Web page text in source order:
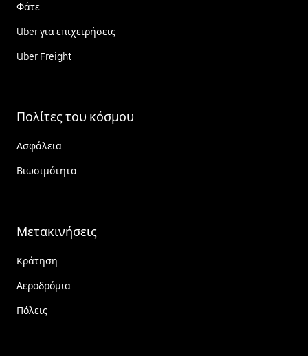
Φάτε
Uber για επιχειρήσεις
Uber Freight
Πολίτες του κόσμου
Ασφάλεια
Βιωσιμότητα
Μετακινήσεις
Κράτηση
Αεροδρόμια
Πόλεις